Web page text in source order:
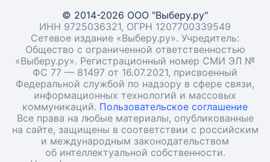
© 2014-2026 ООО "Выберу.ру"
ИНН 9725036321, ОГРН 1207700339549
Сетевое издание «Выберу.ру». Учредитель:
Общество с ограниченной ответственностью
«Выберу.ру». Регистрационный номер СМИ ЭЛ №
ФС 77 — 81497 от 16.07.2021, присвоенный
Федеральной службой по надзору в сфере связи,
информационных технологий и массовых
коммуникаций. Пользовательское соглашение
Все права на любые материалы, опубликованные
на сайте, защищены в соответствии с российским
и международным законодательством
об интеллектуальной собственности.